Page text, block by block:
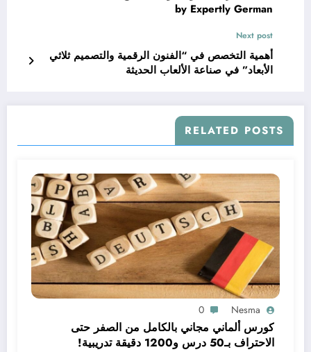
by Expertly German
Next post
أهمية التخصص في “الفنون الرقمية والتصميم ثلاثي
الأبعاد” في صناعة الألعاب الحديثة
RELATED POSTS
Nesma
0
كورس ألماني مجاني بالكامل من الصفر حتى
الاحتراف بـ50 درس و1200 دقيقة تدريبية!